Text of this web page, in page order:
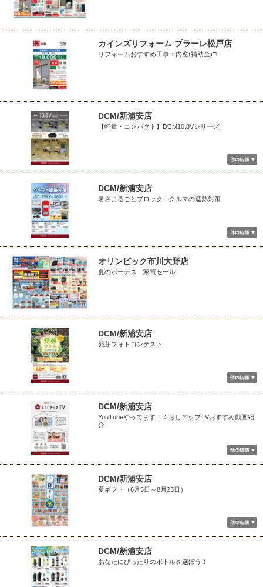
カインズリフォーム プラーレ松戸店
リフォームおすすめ工事：内窓(補助金)□
DCM/新浦安店
【軽量・コンパクト】DCM10.8Vシリーズ
DCM/新浦安店
暑さまるごとブロック！クルマの遮熱対策
オリンピック市川大野店
夏のボーナス 家電セール
DCM/新浦安店
発芽フォトコンテスト
DCM/新浦安店
YouTubeやってます！くらしアップTVおすすめ動画紹
介
DCM/新浦安店
夏ギフト（6月5日～8月23日）
DCM/新浦安店
あなたにぴったりのボトルを選ぼう！